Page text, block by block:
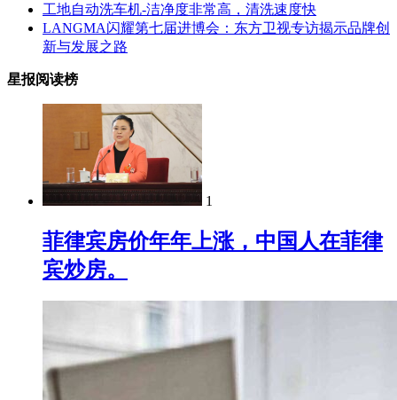
工地自动洗车机-洁净度非常高，清洗速度快
LANGMA闪耀第七届进博会：东方卫视专访揭示品牌创
新与发展之路
星报阅读榜
1
菲律宾房价年年上涨，中国人在菲律
宾炒房。